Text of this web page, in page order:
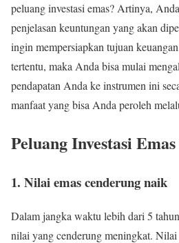
peluang investasi emas? Artinya,
penjelasan keuntungan yang akan
ingin mempersiapkan tujuan
tertentu, maka Anda bisa mulai
pendapatan Anda ke instrumen ini
manfaat yang bisa Anda peroleh
Peluang Investasi
1. Nilai emas cenderung naik
Dalam jangka waktu lebih dari 5
nilai yang cenderung meningkat.